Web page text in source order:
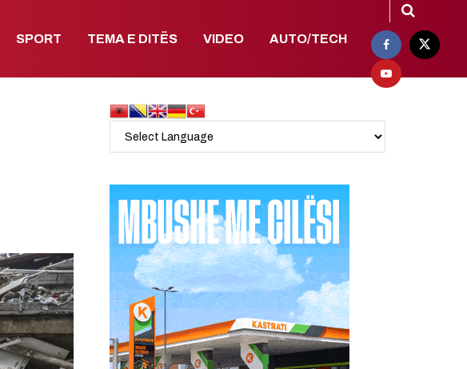
SPORT TEMA E DITËS VIDEO AUTO/TECH